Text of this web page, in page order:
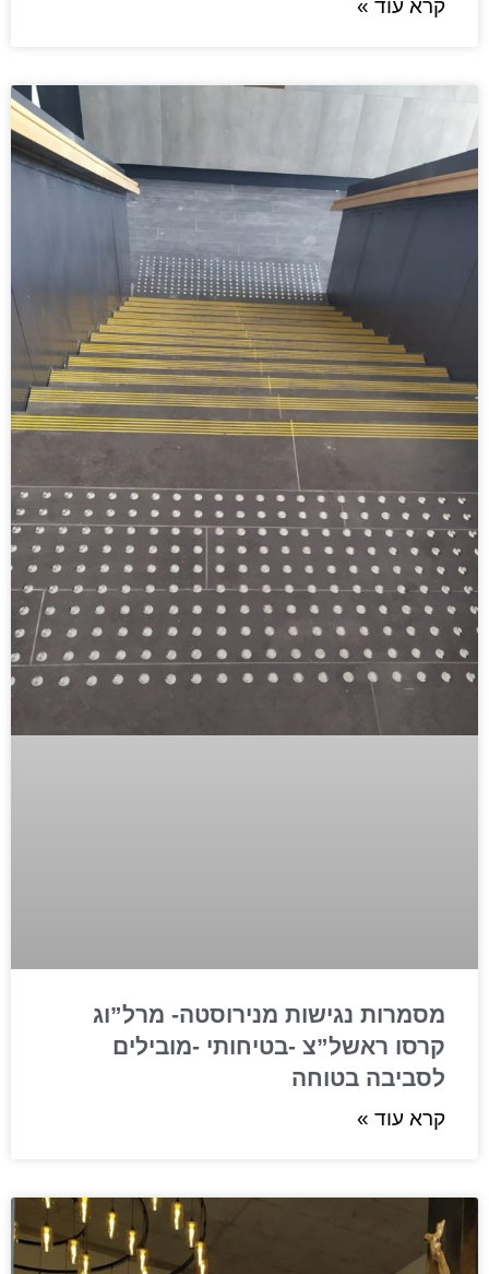
קרא עוד »
מסמרות נגישות מנירוסטה- מרל”וג
קרסו ראשל”צ -בטיחותי -מובילים
לסביבה בטוחה
קרא עוד »